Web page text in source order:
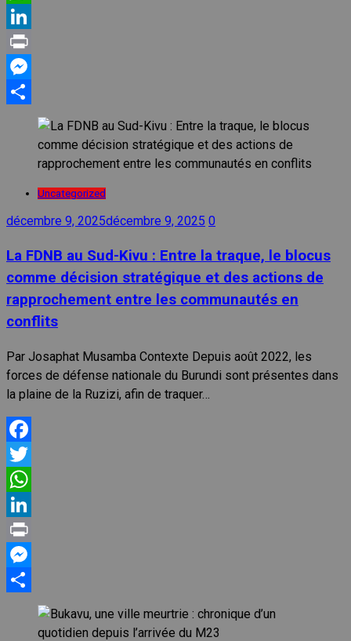
WhatsApp
LinkedIn
Print
Messenger
Partager
Uncategorized
décembre 9, 2025décembre 9, 2025 0
La FDNB au Sud-Kivu : Entre la traque, le blocus
comme décision stratégique et des actions de
rapprochement entre les communautés en
conflits
Par Josaphat Musamba Contexte Depuis août 2022, les
forces de défense nationale du Burundi sont présentes dans
la plaine de la Ruzizi, afin de traquer…
Facebook
Twitter
WhatsApp
LinkedIn
Print
Messenger
Partager